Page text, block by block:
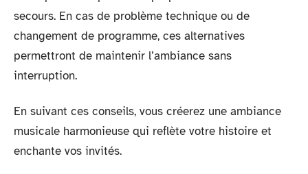
secours. En cas de problème technique ou de
changement de programme, ces alternatives
permettront de maintenir l’ambiance sans
interruption.
En suivant ces conseils, vous créerez une ambiance
musicale harmonieuse qui reflète votre histoire et
enchante vos invités.